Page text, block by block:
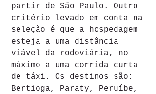
partir de São Paulo. Outro
critério levado em conta na
seleção é que a hospedagem
esteja a uma distância
viável da rodoviária, no
máximo a uma corrida curta
de táxi. Os destinos são:
Bertioga, Paraty, Peruíbe,